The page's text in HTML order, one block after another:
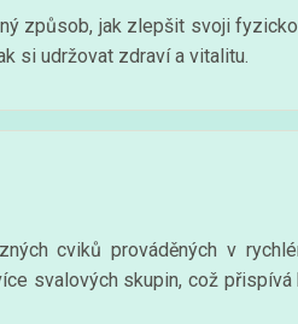
způsob, jak zlepšit svoji
si udržovat zdraví a vitalitu.
cviků prováděných v
svalových skupin, což